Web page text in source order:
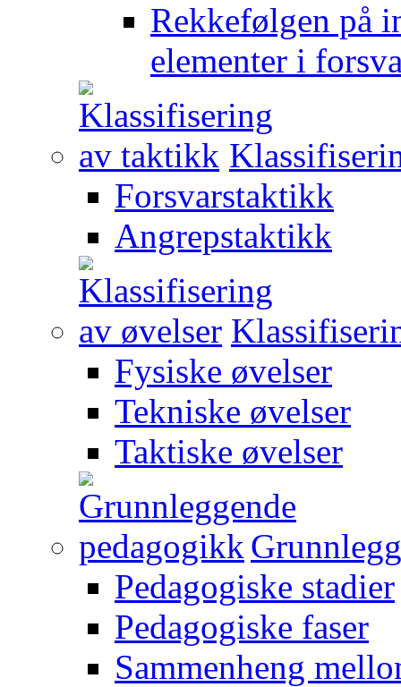
Rekkefølgen på
elementer i
Forsvarstaktikk
Angrepstaktikk
Fysiske øvelser
Tekniske øvelser
Taktiske øvelser
Pedagogiske stadier
Pedagogiske faser
Sammenheng